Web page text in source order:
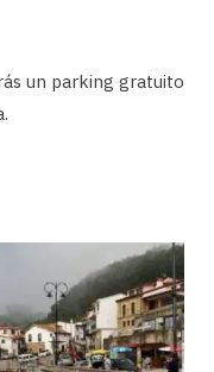
un parking gratuito